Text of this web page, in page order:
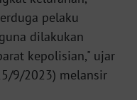
pelaku
dilakukan
kepolisian," ujar
9/2023) melansir